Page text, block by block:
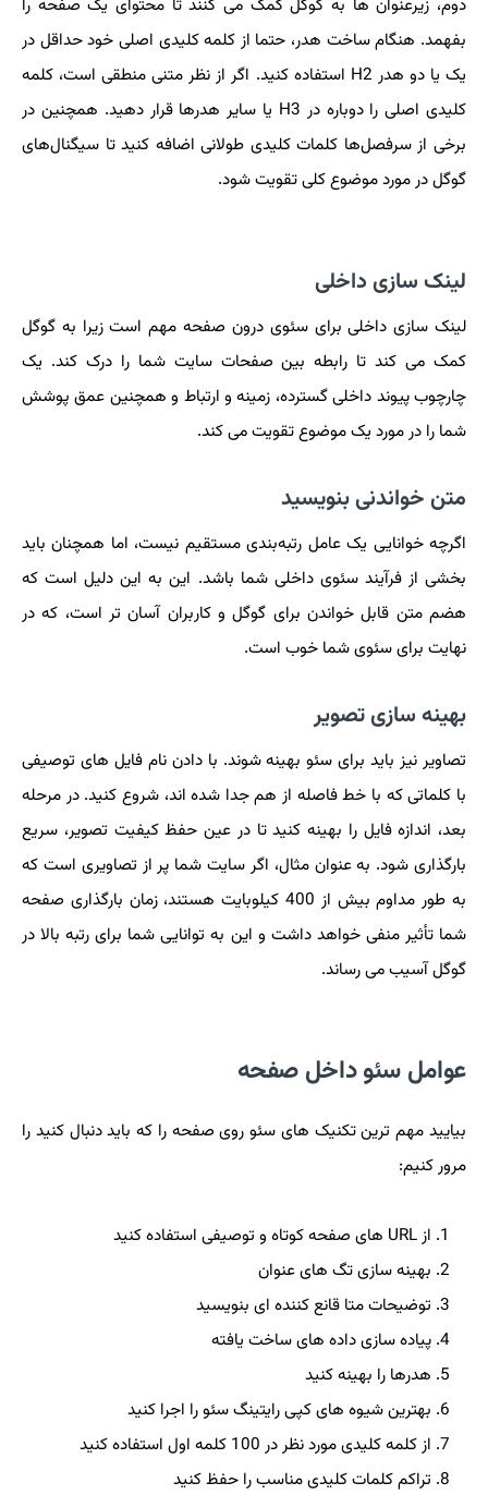
دوم، زیرعنوان ها به گوگل کمک می کنند تا محتوای یک صفحه را
بفهمد. هنگام ساخت هدر، حتما از کلمه کلیدی اصلی خود حداقل در
یک یا دو هدر H2 استفاده کنید. اگر از نظر متنی منطقی است، کلمه
کلیدی اصلی را دوباره در H3 یا سایر هدرها قرار دهید. همچنین در
برخی از سرفصل‌ها کلمات کلیدی طولانی اضافه کنید تا سیگنال‌های
گوگل در مورد موضوع کلی تقویت شود.
لینک سازی داخلی
لینک سازی داخلی برای سئوی درون صفحه مهم است زیرا به گوگل
کمک می کند تا رابطه بین صفحات سایت شما را درک کند. یک
چارچوب پیوند داخلی گسترده، زمینه و ارتباط و همچنین عمق پوشش
شما را در مورد یک موضوع تقویت می کند.
متن خواندنی بنویسید
اگرچه خوانایی یک عامل رتبه‌بندی مستقیم نیست، اما همچنان باید
بخشی از فرآیند سئوی داخلی شما باشد. این به این دلیل است که
هضم متن قابل خواندن برای گوگل و کاربران آسان تر است، که در
نهایت برای سئوی شما خوب است.
بهینه سازی تصویر
تصاویر نیز باید برای سئو بهینه شوند. با دادن نام فایل های توصیفی
با کلماتی که با خط فاصله از هم جدا شده اند، شروع کنید. در مرحله
بعد، اندازه فایل را بهینه کنید تا در عین حفظ کیفیت تصویر، سریع
بارگذاری شود. به عنوان مثال، اگر سایت شما پر از تصاویری است که
به طور مداوم بیش از 400 کیلوبایت هستند، زمان بارگذاری صفحه
شما تأثیر منفی خواهد داشت و این به توانایی شما برای رتبه بالا در
گوگل آسیب می رساند.
عوامل سئو داخل صفحه
بیایید مهم ترین تکنیک های سئو روی صفحه را که باید دنبال کنید را
مرور کنیم:
از URL های صفحه کوتاه و توصیفی استفاده کنید
بهینه سازی تگ های عنوان
توضیحات متا قانع کننده ای بنویسید
پیاده سازی داده های ساخت یافته
هدرها را بهینه کنید
بهترین شیوه های کپی رایتینگ سئو را اجرا کنید
از کلمه کلیدی مورد نظر در 100 کلمه اول استفاده کنید
تراکم کلمات کلیدی مناسب را حفظ کنید